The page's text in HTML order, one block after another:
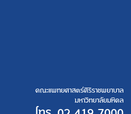
คณะแพทยศาสตร์ศิริราชพยาบาล
มหาวิทยาลัยมหิดล